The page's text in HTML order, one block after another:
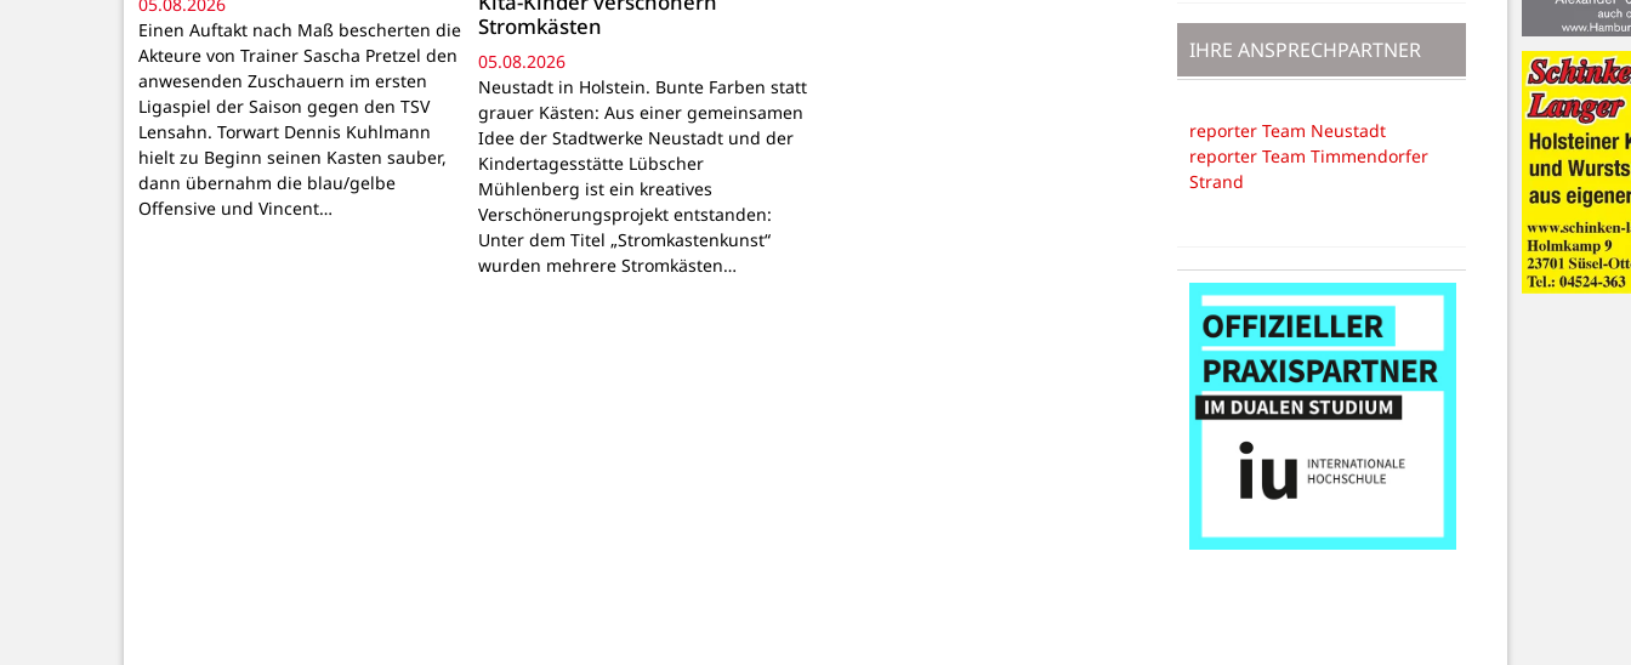
05.08.2026
Einen Auftakt nach Maß bescherten die
Akteure von Trainer Sascha Pretzel den
anwesenden Zuschauern im ersten
Ligaspiel der Saison gegen den TSV
Lensahn. Torwart Dennis Kuhlmann
hielt zu Beginn seinen Kasten sauber,
dann übernahm die blau/gelbe
Offensive und Vincent…
Stromkästen
05.08.2026
Neustadt in Holstein. Bunte Farben statt
grauer Kästen: Aus einer gemeinsamen
Idee der Stadtwerke Neustadt und der
Kindertagesstätte Lübscher
Mühlenberg ist ein kreatives
Verschönerungsprojekt entstanden:
Unter dem Titel „Stromkastenkunst“
wurden mehrere Stromkästen…
IHRE ANSPRECHPARTNER
reporter Team Neustadt
reporter Team Timmendorfer
Strand